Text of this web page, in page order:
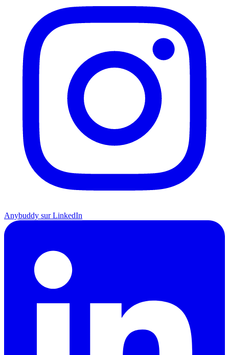
Anybuddy sur LinkedIn